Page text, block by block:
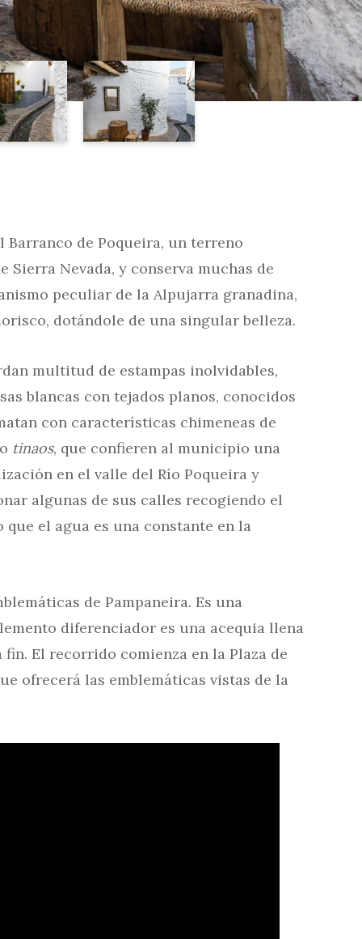
de Poqueira, un terreno
Sierra Nevada, y conserva muchas de
peculiar de la Alpujarra granadina,
dotándole de una singular belleza.
multitud de estampas inolvidables,
blancas con tejados planos, conocidos
con características chimeneas de
tinaos, que confieren al municipio una
en el valle del Río Poqueira y
algunas de sus calles recogiendo el
el agua es una constante en la
de Pampaneira. Es una
diferenciador es una acequia llena
El recorrido comienza en la Plaza de
ofrecerá las emblemáticas vistas de la